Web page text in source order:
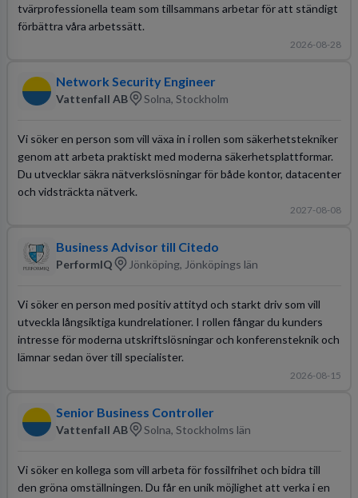
tvärprofessionella team som tillsammans arbetar för att ständigt
förbättra våra arbetssätt.
2026-08-28
Network Security Engineer
Vattenfall AB Solna, Stockholm
Vi söker en person som vill växa in i rollen som säkerhetstekniker
genom att arbeta praktiskt med moderna säkerhetsplattformar.
Du utvecklar säkra nätverkslösningar för både kontor, datacenter
och vidsträckta nätverk.
2027-08-08
Business Advisor till Citedo
PerformIQ Jönköping, Jönköpings län
Vi söker en person med positiv attityd och starkt driv som vill
utveckla långsiktiga kundrelationer. I rollen fångar du kunders
intresse för moderna utskriftslösningar och konferensteknik och
lämnar sedan över till specialister.
2026-08-15
Senior Business Controller
Vattenfall AB Solna, Stockholms län
Vi söker en kollega som vill arbeta för fossilfrihet och bidra till
den gröna omställningen. Du får en unik möjlighet att verka i en